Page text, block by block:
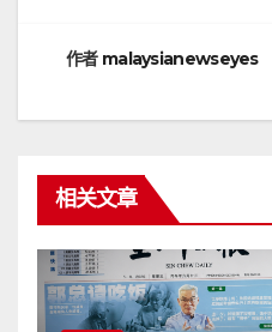
作者 malaysianewseyes
相关文章